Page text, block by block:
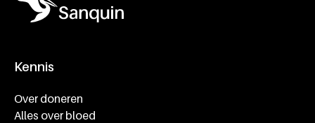
Kennis
Over doneren
Alles over bloed